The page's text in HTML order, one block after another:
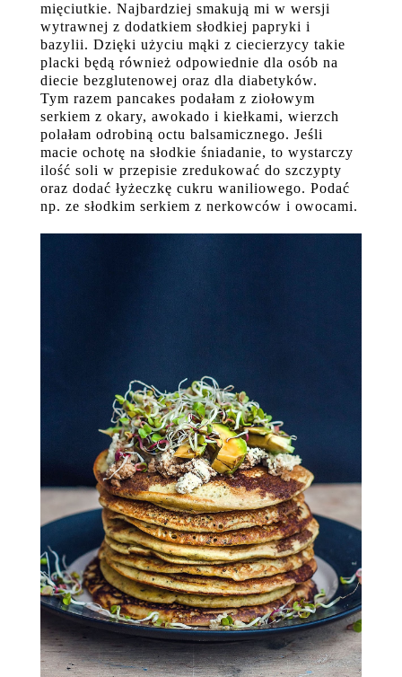
mięciutkie. Najbardziej smakują mi w wersji
wytrawnej z dodatkiem słodkiej papryki i
bazylii. Dzięki użyciu mąki z ciecierzycy takie
placki będą również odpowiednie dla osób na
diecie bezglutenowej oraz dla diabetyków.
Tym razem pancakes podałam z ziołowym
serkiem z okary, awokado i kiełkami, wierzch
polałam odrobiną octu balsamicznego. Jeśli
macie ochotę na słodkie śniadanie, to wystarczy
ilość soli w przepisie zredukować do szczypty
oraz dodać łyżeczkę cukru waniliowego. Podać
np. ze słodkim serkiem z nerkowców i owocami.